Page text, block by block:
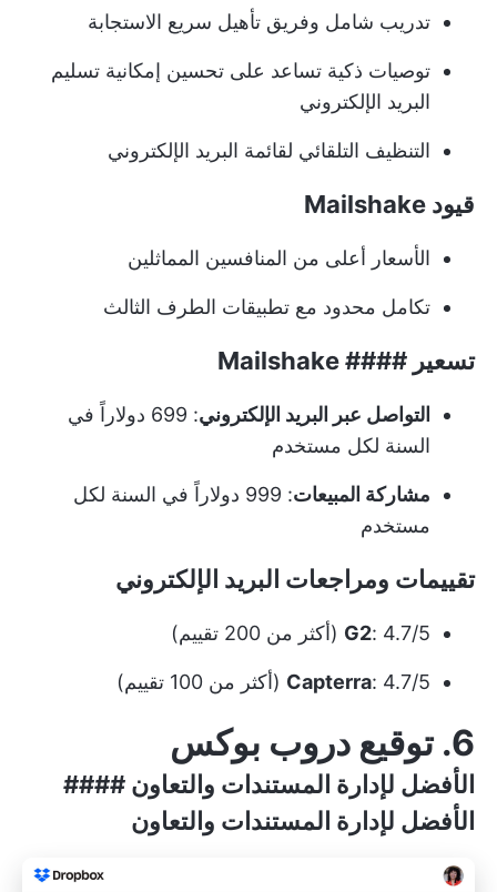
تدريب شامل وفريق تأهيل سريع الاستجابة
توصيات ذكية تساعد على تحسين إمكانية تسليم
البريد الإلكتروني
التنظيف التلقائي لقائمة البريد الإلكتروني
قيود Mailshake
الأسعار أعلى من المنافسين المماثلين
تكامل محدود مع تطبيقات الطرف الثالث
تسعير #### Mailshake
التواصل عبر البريد الإلكتروني
: 699 دولاراً في
السنة لكل مستخدم
مشاركة المبيعات
: 999 دولاراً في السنة لكل
مستخدم
تقييمات ومراجعات البريد الإلكتروني
G2: 4.7/5 (أكثر من 200 تقييم)
Capterra: 4.7/5 (أكثر من 100 تقييم)
6. توقيع دروب بوكس
الأفضل لإدارة المستندات والتعاون ####
الأفضل لإدارة المستندات والتعاون